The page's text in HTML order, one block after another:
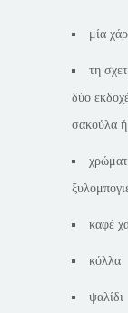
μία
τη
δύο
σακούλα
καφέ
κόλλα
ψαλίδι